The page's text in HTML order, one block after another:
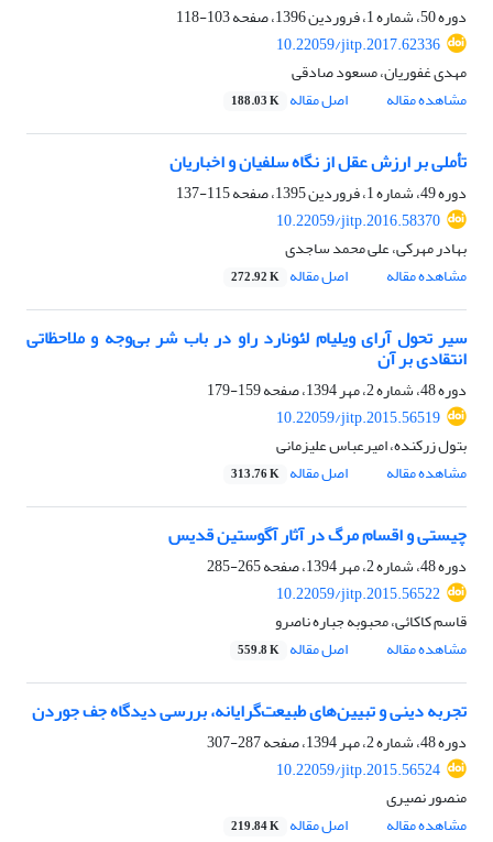
دوره 50، شماره 1، فروردین 1396، صفحه
103-118
10.22059/jitp.2017.62336
مهدی غفوریان، مسعود صادقی
مشاهده مقاله
اصل مقاله 188.03 K
تأملی بر ارزش عقل از نگاه سلفیان و اخباریان
دوره 49، شماره 1، فروردین 1395، صفحه
115-137
10.22059/jitp.2016.58370
بهادر مهرکی، علی محمد ساجدی
مشاهده مقاله
اصل مقاله 272.92 K
سیر تحول آرای ویلیام لئونارد راو در باب شر بی‌وجه و ملاحظاتی
انتقادی بر آن
دوره 48، شماره 2، مهر 1394، صفحه
159-179
10.22059/jitp.2015.56519
بتول زرکنده، امیرعباس علیزمانی
مشاهده مقاله
اصل مقاله 313.76 K
چیستی و اقسام مرگ در آثار آگوستین قدیس
دوره 48، شماره 2، مهر 1394، صفحه
265-285
10.22059/jitp.2015.56522
قاسم کاکائی، محبوبه جباره ناصرو
مشاهده مقاله
اصل مقاله 559.8 K
تجربه دینی و تبیین‌های طبیعت‌گرایانه، بررسی دیدگاه جف جوردن
دوره 48، شماره 2، مهر 1394، صفحه
287-307
10.22059/jitp.2015.56524
منصور نصیری
مشاهده مقاله
اصل مقاله 219.84 K